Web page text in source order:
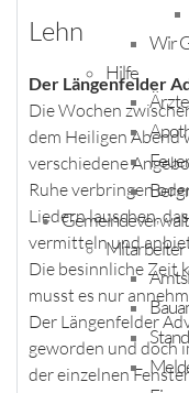
Wir
Hilfe
Ärzte
Mitarbeiter
Lehn
Der Längenfelder
Die Wochen
dem Heiligen Abend
verschiedene
Ruhe verbringen
Liedern lauschen,
vermitteln und
Die besinnliche Zeit
musst es nur
Der Längenfelder
geworden und doch
der einzelnen